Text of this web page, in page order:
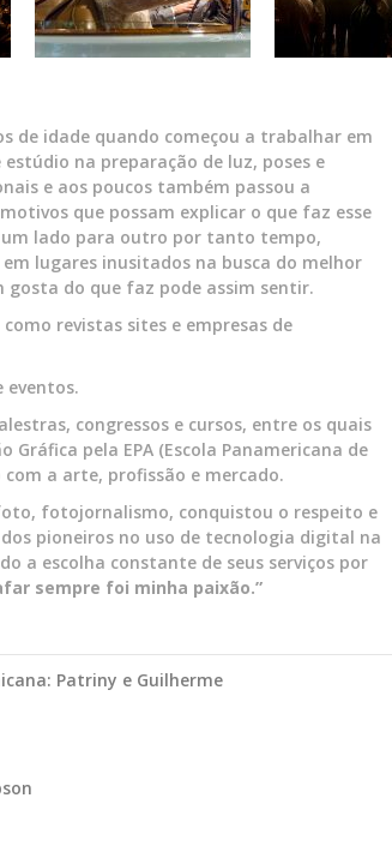
de idade quando começou a trabalhar em
na preparação de luz, poses e
e aos poucos também passou a
que possam explicar o que faz esse
lado para outro por tanto tempo,
lugares inusitados na busca do melhor
gosta do que faz pode assim sentir.
revistas sites e empresas de
eventos.
congressos e cursos, entre os quais
pela EPA (Escola Panamericana de
a arte, profissão e mercado.
fotojornalismo, conquistou o respeito e
pioneiros no uso de tecnologia digital na
a escolha constante de seus serviços por
sempre foi minha paixão.”
Patriny e Guilherme